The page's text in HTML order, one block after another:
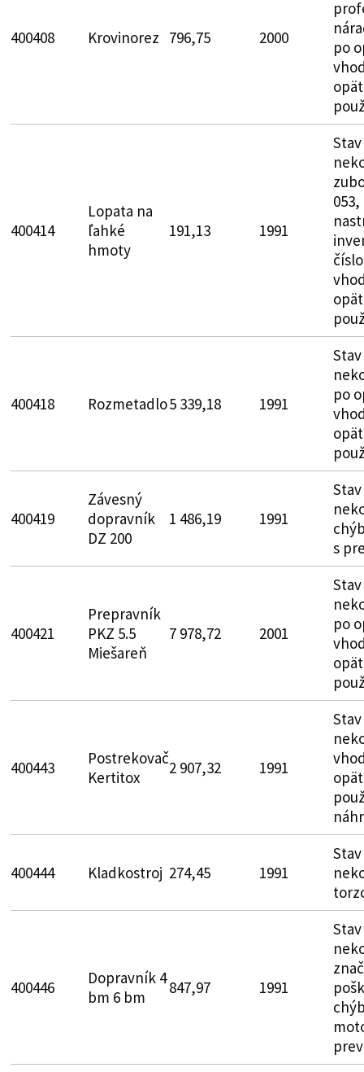
400408 Krovinorez 796,75 2000
po
400414
Lopata na
ľahké
hmoty
191,13 1991
Stav
400418 Rozmetadlo5 339,18 1991
Stav
po
400419
Závesný
dopravník
DZ 200
1 486,19 1991
Stav
s
400421
Prepravník
PKZ 5.5
Miešareň
7 978,72 2001
Stav
po
400443
Postrekovač
Kertitox
2 907,32 1991
Stav
400444 Kladkostroj 274,45 1991
Stav
400446
Dopravník 4
bm 6 bm
847,97 1991
Stav